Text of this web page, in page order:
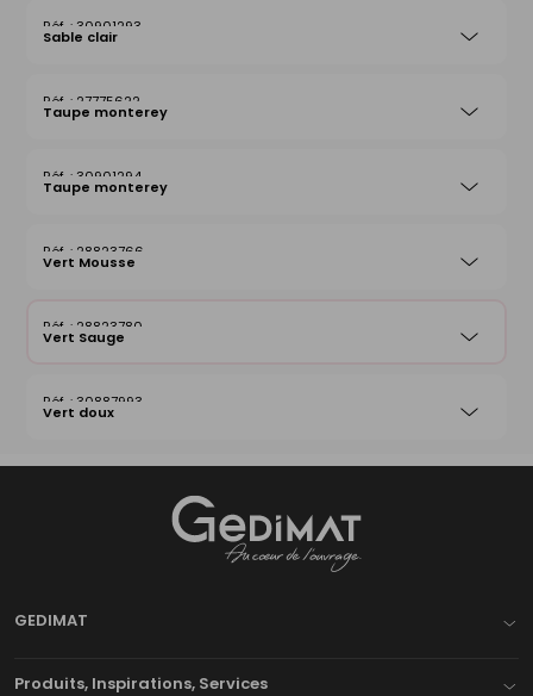
30901293
Sable clair
27775622
Taupe monterey
30901294
Taupe monterey
28823766
Vert Mousse
28823780
Vert Sauge
30887993
Vert doux
GEDIMAT
Produits, Inspirations, Services